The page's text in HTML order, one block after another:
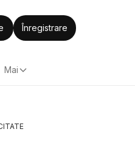
Înregistrare
Mai